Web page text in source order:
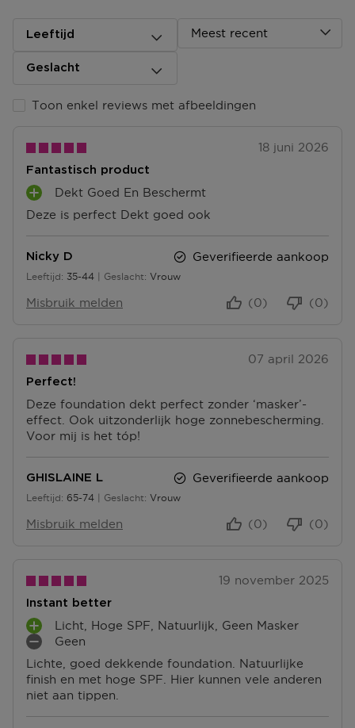
Leeftijd
Geslacht
Toon enkel reviews met afbeeldingen
Meest recent
18 juni 2026
Fantastisch product
Deze is perfect Dekt goed ook
P
L
P
U
T
Dekt Goed En Beschermt
Nicky D
Leeftijd
35 tot 4435-44 Geslacht Vrouw
Geverifieerde aankoop
Misbruik melden (0)
(0)
07 april 2026
Perfect!
Deze foundation dekt perfect zonder ‘masker’-
effect. Ook uitzonderlijk hoge zonnebescherming.
Voor mij is het tóp!
GHISLAINE L
Leeftijd
65 tot 7465-74 Geslacht Vrouw
Geverifieerde aankoop
Misbruik melden (0)
(0)
19 november 2025
Instant better
Lichte, goed dekkende foundation. Natuurlijke
finish en met hoge SPF. Hier kunnen vele anderen
niet aan tippen.
P
L
U
S
P
Licht, Hoge SPF, Natuurlijk, Geen Masker
M
I
N
P
Geen